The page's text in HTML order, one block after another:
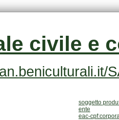
civile e
soggetto
ente
eac-